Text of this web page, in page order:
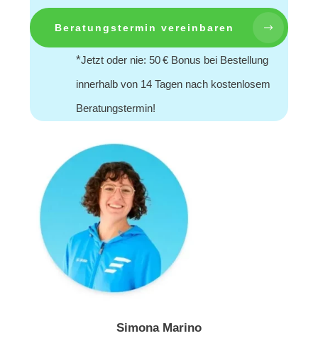
Beratungstermin vereinbaren
*Jetzt oder nie: 50 € Bonus bei Bestellung
innerhalb von 14 Tagen nach kostenlosem
Beratungstermin!
Simona Marino